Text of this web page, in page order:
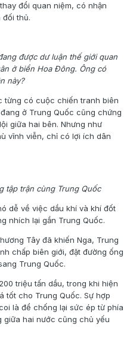
đổi quan niệm, có nhận
thủ.
được dư luận thế giới quan
ở biển Hoa Đông. Ông có
này?
từng có cuộc chiến tranh biên
ở Trung Quốc cũng chứng
giữa hai bên. Nhưng như
vĩnh viễn, chỉ có lợi ích dân
tập trận cùng Trung Quốc
dễ về việc dầu khí và khí đốt
nhích lại gần Trung Quốc.
Tây đã khiến Nga, Trung
chấp biên giới, đặt đường ống
Trung Quốc.
triệu tấn dầu, trong khi hiện
tốt cho Trung Quốc. Sự hợp
là để chống lại sức ép từ phía
giữa hai nước cũng chủ yếu